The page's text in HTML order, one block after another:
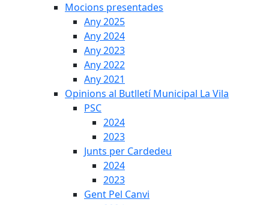
Mocions presentades
Any 2025
Any 2024
Any 2023
Any 2022
Any 2021
Opinions al Butlletí Municipal La Vila
PSC
2024
2023
Junts per Cardedeu
2024
2023
Gent Pel Canvi